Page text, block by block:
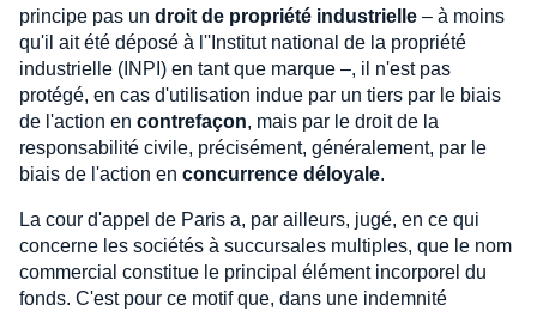
principe pas un droit de propriété industrielle – à moins
qu'il ait été déposé à l''Institut national de la propriété
industrielle (INPI) en tant que marque –, il n'est pas
protégé, en cas d'utilisation indue par un tiers par le biais
de l'action en contrefaçon, mais par le droit de la
responsabilité civile, précisément, généralement, par le
biais de l'action en concurrence déloyale.
La cour d'appel de Paris a, par ailleurs, jugé, en ce qui
concerne les sociétés à succursales multiples, que le nom
commercial constitue le principal élément incorporel du
fonds. C'est pour ce motif que, dans une indemnité